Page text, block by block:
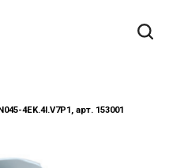
4EK.4I.V7P1, арт. 153001